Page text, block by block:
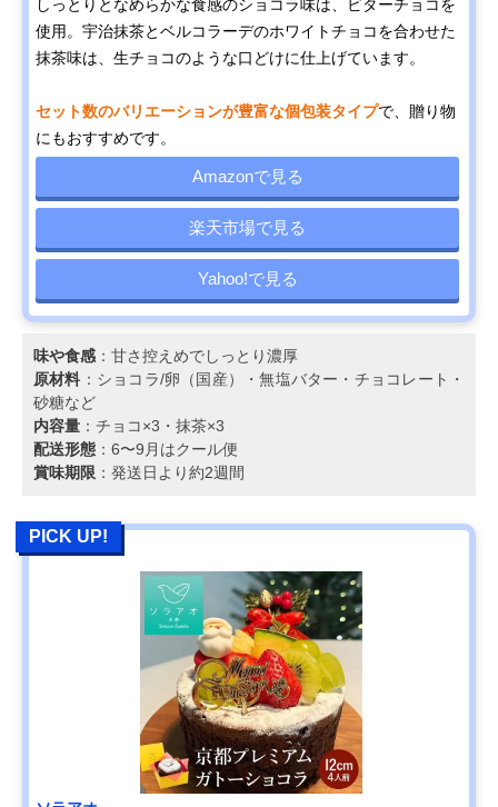
しっとりとなめらかな食感のショコラ味は、ビターチョコを
使用。宇治抹茶とベルコラーデのホワイトチョコを合わせた
抹茶味は、生チョコのような口どけに仕上げています。
セット数のバリエーションが豊富な個包装タイプで、贈り物
にもおすすめです。
Amazonで見る
楽天市場で見る
Yahoo!で見る
味や食感 ：甘さ控えめでしっとり濃厚
原材料 ：ショコラ/卵（国産）・無塩バター・チョコレート・
砂糖など
内容量 ：チョコ×3・抹茶×3
配送形態 ：6〜9月はクール便
賞味期限 ：発送日より約2週間
PICK UP!